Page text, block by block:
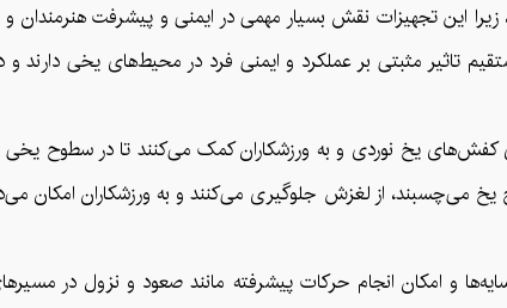
این تجهیزات نقش بسیار مهمی در ایمنی و پیشرفت هنرمندان و
تاثیر مثبتی بر عملکرد و ایمنی فرد در محیط‌های یخی دارند و
یخ نوردی و به ورزشکاران کمک می‌کنند تا در سطوح یخی و
می‌چسبند، از لغزش جلوگیری می‌کنند و به ورزشکاران امکان
سایه‌ها و امکان انجام حرکات پیشرفته مانند صعود و نزول در